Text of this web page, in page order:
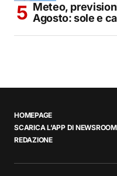
Meteo,
Agosto: sole e
HOMEPAGE
SCARICA L’APP DI NEWSROOM
REDAZIONE